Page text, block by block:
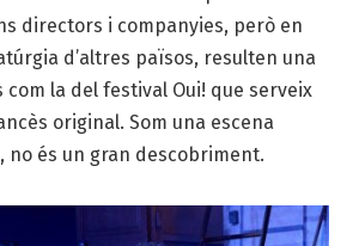
directors i companyies, però en
d’altres països, resulten una
com la del festival Oui! que serveix
original. Som una escena
no és un gran descobriment.